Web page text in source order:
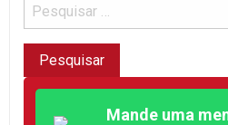
Mande uma